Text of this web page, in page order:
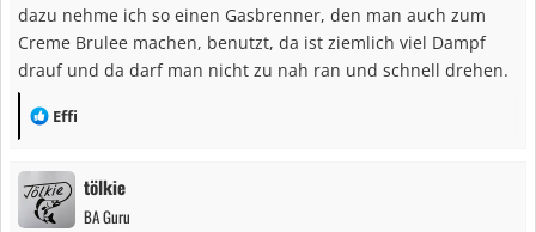
dazu nehme ich so einen Gasbrenner, den man auch zum
Creme Brulee machen, benutzt, da ist ziemlich viel Dampf
drauf und da darf man nicht zu nah ran und schnell drehen.
R
a
k
t
Effi
tölkie
BA Guru